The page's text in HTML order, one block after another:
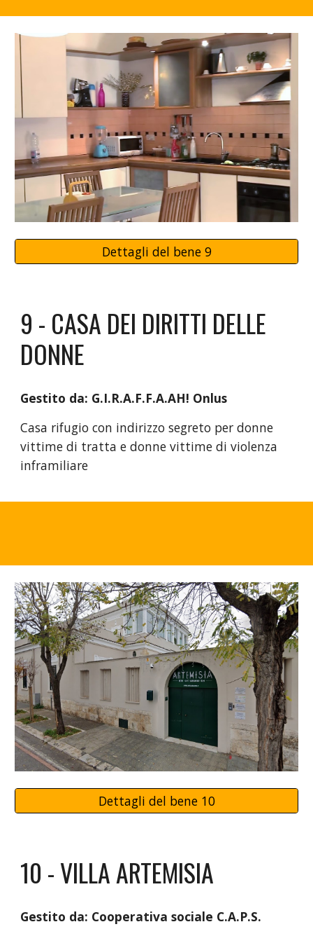
Dettagli del bene 9
9 - CASA DEI DIRITTI DELLE
DONNE
Gestito da: G.I.R.A.F.F.A.AH! Onlus
Casa rifugio con indirizzo segreto per donne
vittime di tratta e donne vittime di violenza
inframiliare
Dettagli del bene 10
10 - VILLA ARTEMISIA
Gestito da: Cooperativa sociale C.A.P.S.